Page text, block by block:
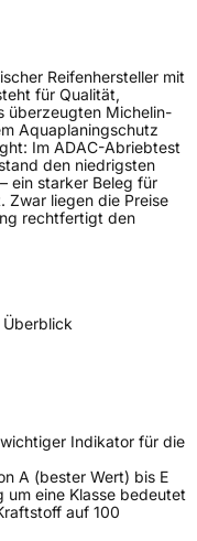
Reifenhersteller mit
für Qualität,
überzeugten Michelin-
Aquaplaningschutz
Im ADAC-Abriebtest
den niedrigsten
ein starker Beleg für
Zwar liegen die Preise
rechtfertigt den
Überblick
Indikator für die
A (bester Wert) bis E
um eine Klasse bedeutet
auf 100